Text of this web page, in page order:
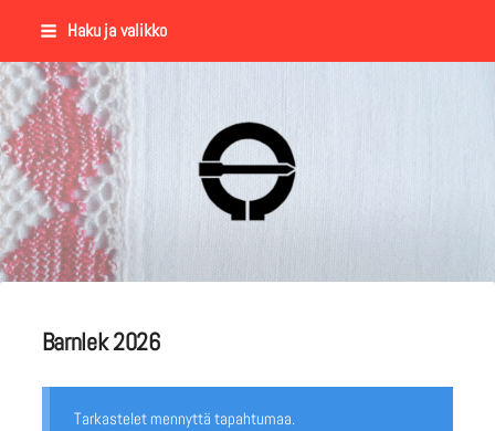
Siirry
sisältöön
Haku ja valikko
Suomalaisen Kansantanssin
Barnlek 2026
Tarkastelet mennyttä tapahtumaa.